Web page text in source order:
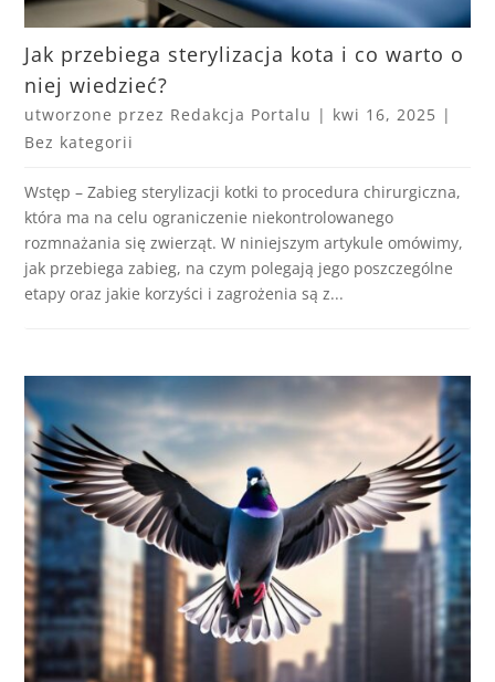
Jak przebiega sterylizacja kota i co warto o
niej wiedzieć?
utworzone przez Redakcja Portalu | kwi 16, 2025 |
Bez kategorii
Wstęp – Zabieg sterylizacji kotki to procedura chirurgiczna,
która ma na celu ograniczenie niekontrolowanego
rozmnażania się zwierząt. W niniejszym artykule omówimy,
jak przebiega zabieg, na czym polegają jego poszczególne
etapy oraz jakie korzyści i zagrożenia są z...